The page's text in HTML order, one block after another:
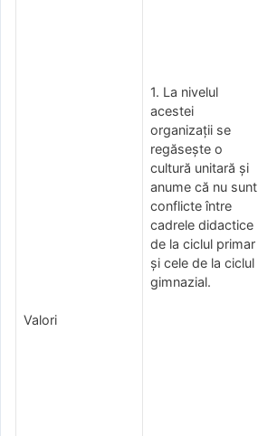
Valori
1. La nivelul
acestei
organizații se
regăsește o
cultură unitară și
anume că nu sunt
conflicte între
cadrele didactice
de la ciclul primar
și cele de la ciclul
gimnazial.